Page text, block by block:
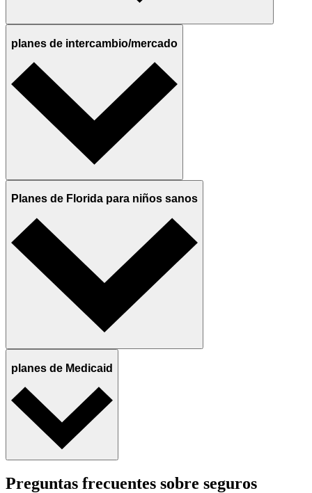
planes de intercambio/mercado
Planes de Florida para niños sanos
planes de Medicaid
Preguntas frecuentes sobre seguros